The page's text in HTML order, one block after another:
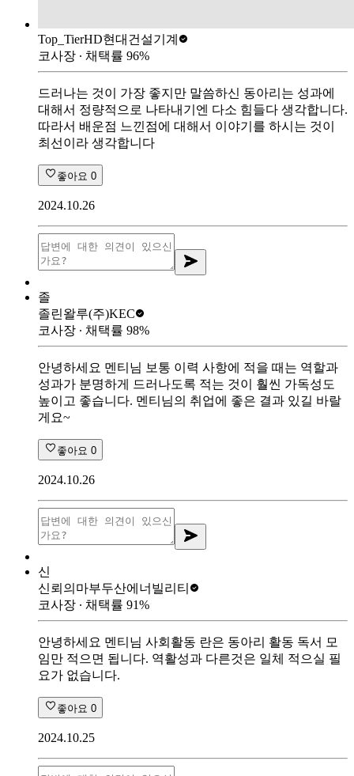
Top_TierHD현대건설기계
코사장 ∙ 채택률 96%
드러나는 것이 가장 좋지만 말씀하신 동아리는 성과에
대해서 정량적으로 나타내기엔 다소 힘들다 생각합니다.
따라서 배운점 느낀점에 대해서 이야기를 하시는 것이
최선이라 생각합니다
좋아요 0
2024.10.26
졸
졸린왈루(주)KEC
코사장 ∙ 채택률 98%
안녕하세요 멘티님 보통 이력 사항에 적을 때는 역할과
성과가 분명하게 드러나도록 적는 것이 훨씬 가독성도
높이고 좋습니다. 멘티님의 취업에 좋은 결과 있길 바랄
게요~
좋아요 0
2024.10.26
신
신뢰의마부두산에너빌리티
코사장 ∙ 채택률 91%
안녕하세요 멘티님 사회활동 란은 동아리 활동 독서 모
임만 적으면 됩니다. 역활성과 다른것은 일체 적으실 필
요가 없습니다.
좋아요 0
2024.10.25